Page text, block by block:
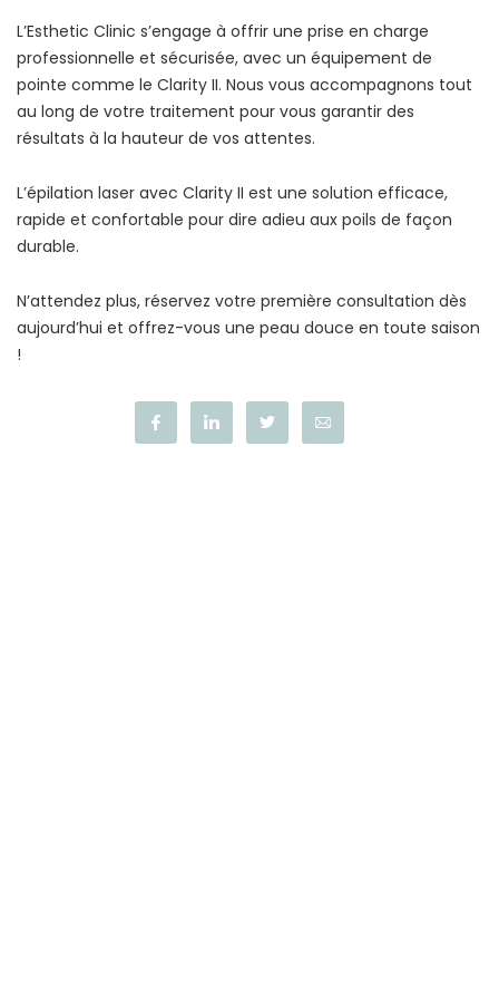
L’Esthetic Clinic s’engage à offrir une prise en charge
professionnelle et sécurisée, avec un équipement de
pointe comme le Clarity II. Nous vous accompagnons tout
au long de votre traitement pour vous garantir des
résultats à la hauteur de vos attentes.
L’épilation laser avec Clarity II est une solution efficace,
rapide et confortable pour dire adieu aux poils de façon
durable.
N’attendez plus, réservez votre première consultation dès
aujourd’hui et offrez-vous une peau douce en toute saison
!